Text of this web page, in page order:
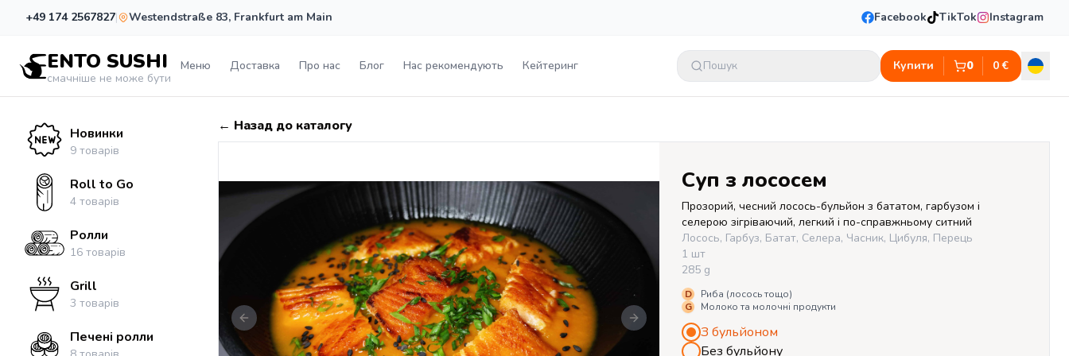
+49 174 2567827| Westendstraße 83, Frankfurt am Main Facebook TikTok Instagram
ENTO SUSHI
смачніше не може бути
Меню Доставка Про нас Блог Нас рекомендують Кейтеринг Пошук Купити 0 0€
Новинки
9 товарів
Roll to Go
4 товарів
Ролли
16 товарів
Grill
3 товарів
Печені ролли
← Назад до каталогу
Previous slide Next slide
Суп з лососем
Прозорий, чесний лосось-бульйон з бататом, гарбузом і
селерою зігріваючий, легкий і по-справжньому ситний
Лосось, Гарбуз, Батат, Селера, Часник, Цибуля, Перець
1 шт
285 g
D
Риба (лосось тощо)
G
Молоко та молочні продукти
З бульйоном
Без бульйону